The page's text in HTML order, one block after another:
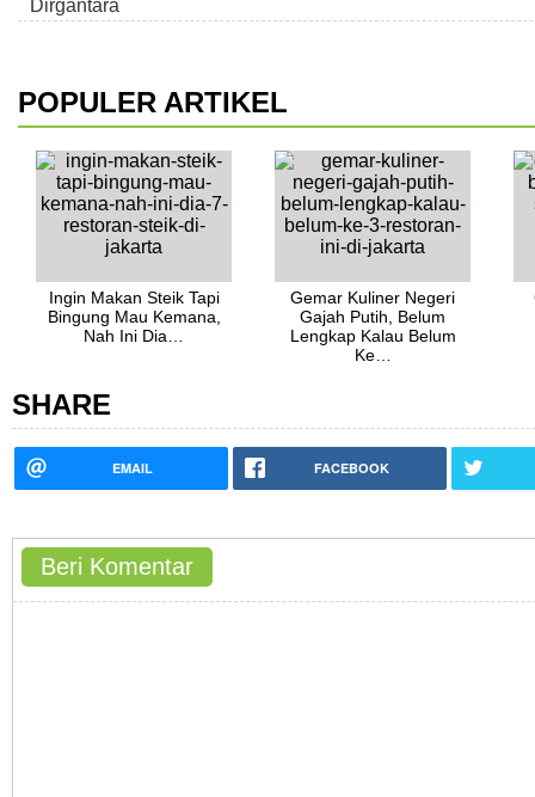
POPULER ARTIKEL
Ingin Makan Steik Tapi
Bingung Mau Kemana,
Nah Ini Dia…
Gemar Kuliner Negeri
Gajah Putih, Belum
Lengkap Kalau Belum
Ke…
SHARE
EMAIL FACEBOOK
Beri Komentar